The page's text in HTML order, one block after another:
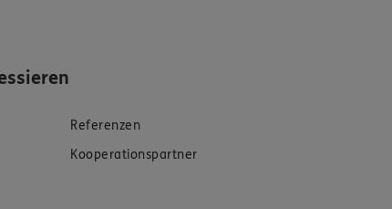
Referenzen
Kooperationspartner